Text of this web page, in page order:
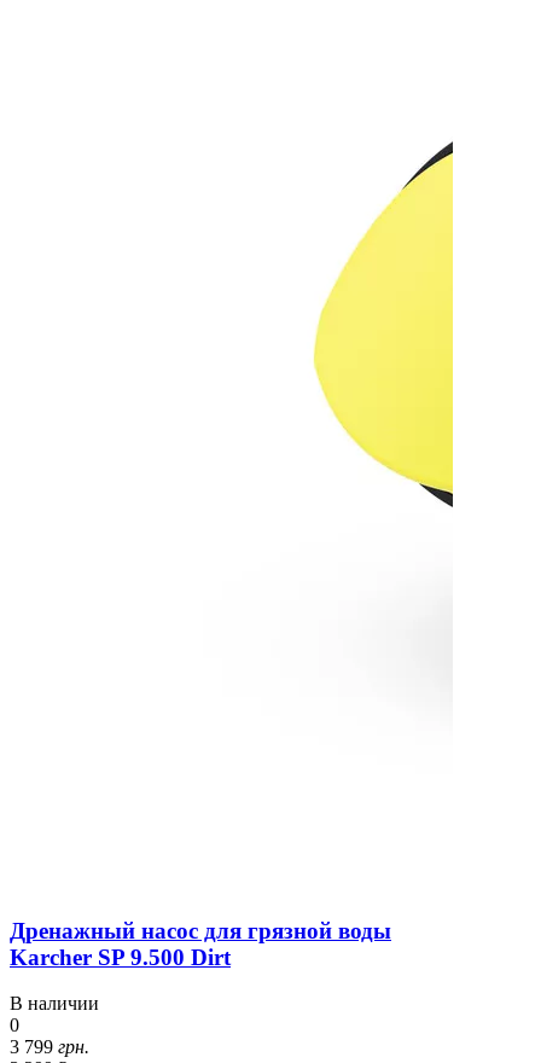
Дренажный насос для грязной воды
Karcher SP 9.500 Dirt
В наличии
0
3 799 грн.